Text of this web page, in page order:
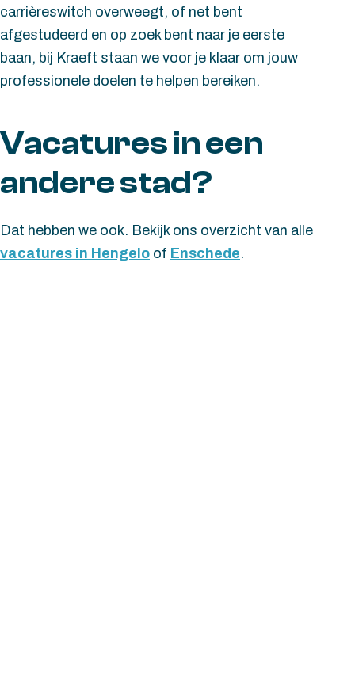
carrièreswitch overweegt, of net bent
afgestudeerd en op zoek bent naar je eerste
baan, bij Kraeft staan we voor je klaar om jouw
professionele doelen te helpen bereiken.
Vacatures in een
andere stad?
Dat hebben we ook. Bekijk ons overzicht van alle
vacatures in Hengeloof Enschede.